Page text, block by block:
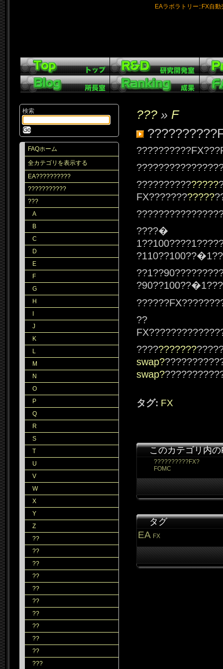
EAラボラトリー::FX自
検索
FAQホーム
全カテゴリを表示する
EA??????????
???????????
???
A
B
C
D
E
F
G
H
J
K
L
M
N
O
P
Q
R
S
T
U
V
W
X
Y
Z
??
??
??
??
??
??
??
??
??
??
???
??? » F
???????????????
FX????????????
????�
??
???????????
swap?
swap?
タグ: FX
このカテゴリ内
??????????FX?
FOMC
タグ
EA FX